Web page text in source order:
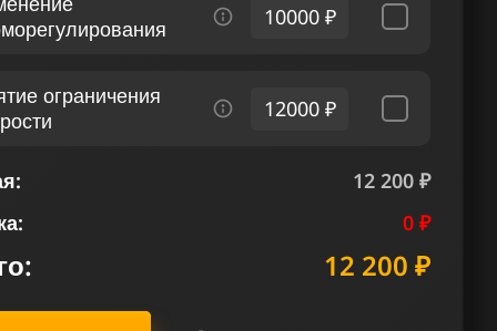
10000 ₽
ограничения
12000 ₽
12 200 ₽
0 ₽
12 200 ₽